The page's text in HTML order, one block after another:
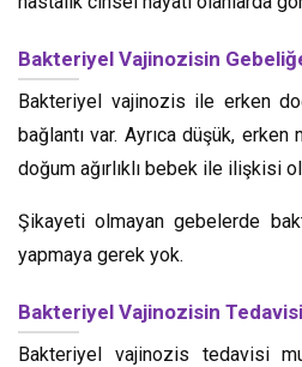
Bakteriyel Vajinozisin
Bakteriyel vajinozis ile erken
bağlantı var. Ayrıca düşük,
doğum ağırlıklı bebek ile ilişkisi
Şikayeti olmayan gebelerde
yapmaya gerek yok.
Bakteriyel Vajinozisin Tedavisi
Bakteriyel vajinozis tedavisi